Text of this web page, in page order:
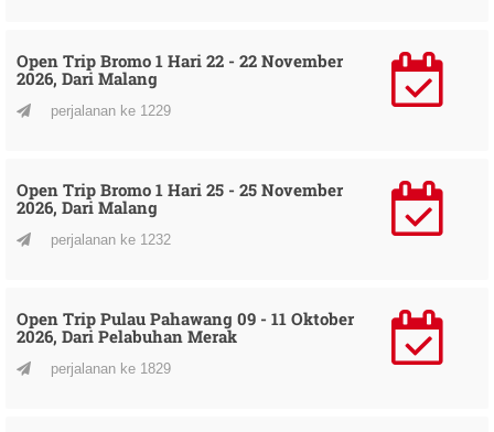
Open Trip Bromo 1 Hari 22 - 22 November
2026, Dari Malang
perjalanan ke 1229
Open Trip Bromo 1 Hari 25 - 25 November
2026, Dari Malang
perjalanan ke 1232
Open Trip Pulau Pahawang 09 - 11 Oktober
2026, Dari Pelabuhan Merak
perjalanan ke 1829